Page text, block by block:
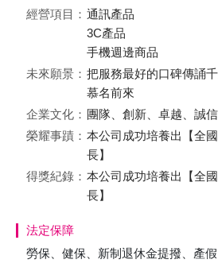
經營項目： 通訊產品
3C產品
手機週邊商品
未來願景： 把服務最好的口碑傳誦
慕名前來
企業文化： 團隊、創新、卓越、誠信
榮耀事蹟： 本公司成功培養出【全
長】
得獎紀錄： 本公司成功培養出【全
長】
法定保障
勞保、健保、新制退休金提撥、產假